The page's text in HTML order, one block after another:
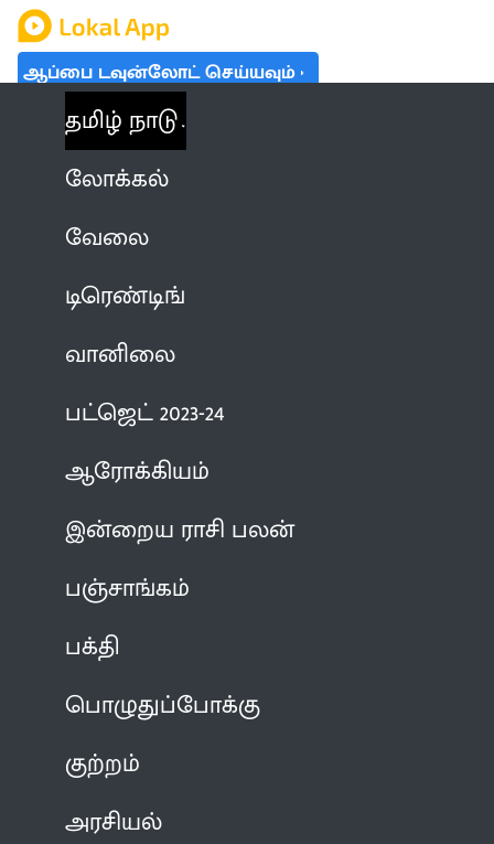
ஆப்பை டவுன்லோட் செய்யவும்
தமிழ் நாடு
லோக்கல்
வேலை
டிரெண்டிங்
வானிலை
பட்ஜெட் 2023-24
ஆரோக்கியம்
இன்றைய ராசி பலன்
பஞ்சாங்கம்
பக்தி
பொழுதுப்போக்கு
குற்றம்
அரசியல்